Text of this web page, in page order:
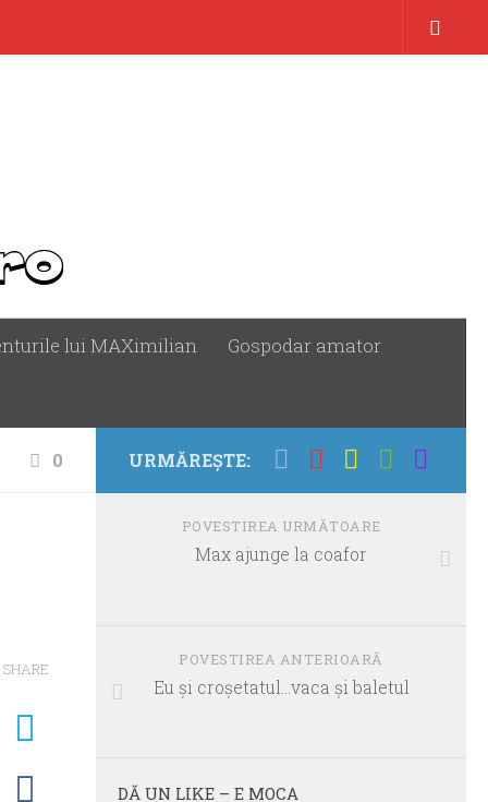
lui MAXimilian Gospodar amator
0
SHARE
URMĂREȘTE:
POVESTIREA URMĂTOARE
Max ajunge la coafor
POVESTIREA ANTERIOARĂ
Eu şi croşetatul…vaca şi baletul
DĂ UN LIKE – E MOCA